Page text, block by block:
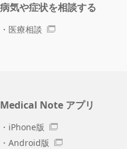
病気や症状を相談する
医療相談
Medical Note アプリ
iPhone版
Android版